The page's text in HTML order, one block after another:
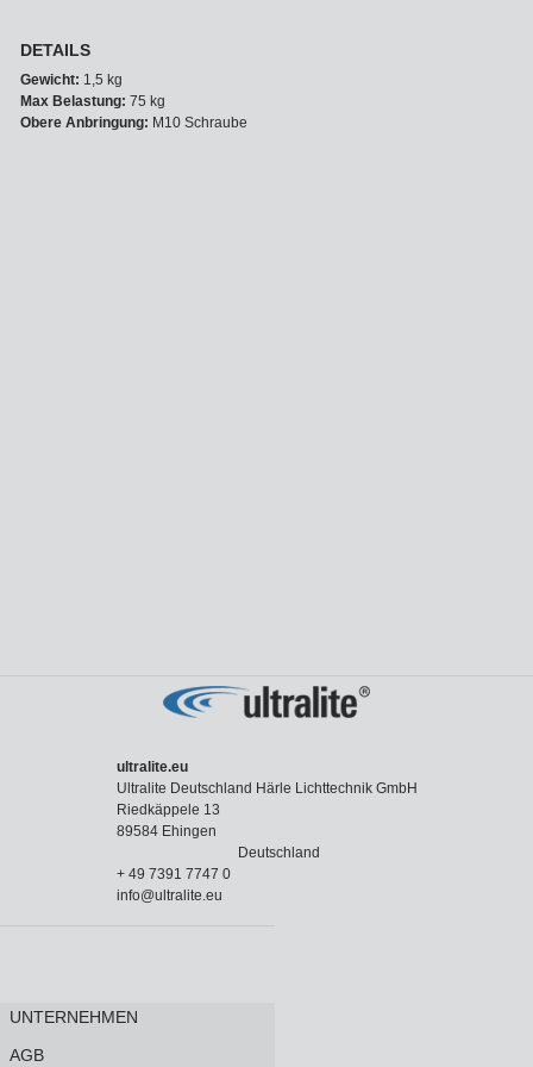
DETAILS
Gewicht: 1,5 kg
Max Belastung: 75 kg
Obere Anbringung: M10 Schraube
ultralite.eu
Ultralite Deutschland Härle Lichttechnik GmbH
Riedkäppele 13
89584 Ehingen
Deutschland
+ 49 7391 7747 0
info@ultralite.eu
UNTERNEHMEN
AGB